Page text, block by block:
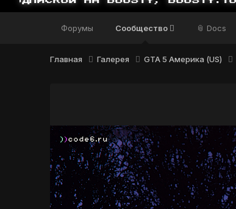
Форумы Сообщество 📎 Docs
Главная Галерея GTA 5 Америка (US)